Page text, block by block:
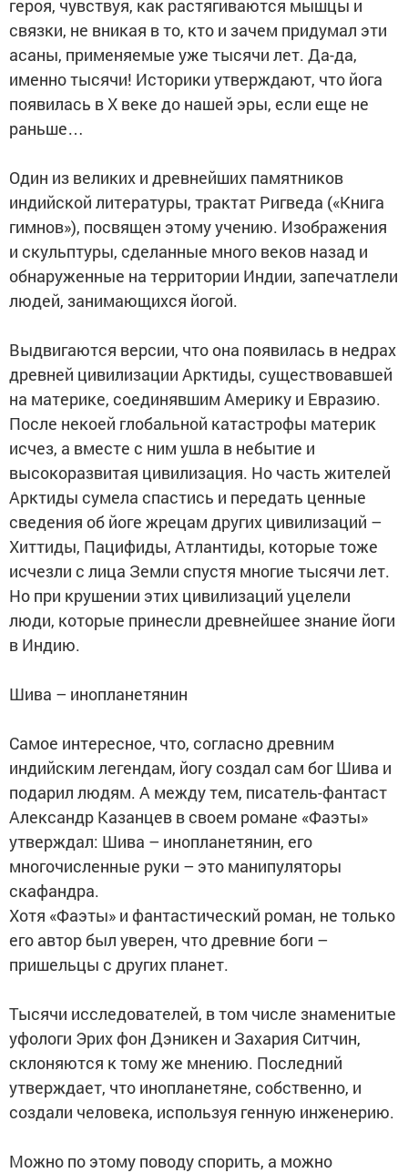
героя, чувствуя, как растягиваются мышцы и
связки, не вникая в то, кто и зачем придумал эти
асаны, применяемые уже тысячи лет. Да-да,
именно тысячи! Историки утверждают, что йога
появилась в X веке до нашей эры, если еще не
раньше…
Один из великих и древнейших памятников
индийской литературы, трактат Ригведа («Книга
гимнов»), посвящен этому учению. Изображения
и скульптуры, сделанные много веков назад и
обнаруженные на территории Индии, запечатлели
людей, занимающихся йогой.
Выдвигаются версии, что она появилась в недрах
древней цивилизации Арктиды, существовавшей
на материке, соединявшим Америку и Евразию.
После некоей глобальной катастрофы материк
исчез, а вместе с ним ушла в небытие и
высокоразвитая цивилизация. Но часть жителей
Арктиды сумела спастись и передать ценные
сведения об йоге жрецам других цивилизаций –
Хиттиды, Пацифиды, Атлантиды, которые тоже
исчезли с лица Земли спустя многие тысячи лет.
Но при крушении этих цивилизаций уцелели
люди, которые принесли древнейшее знание йоги
в Индию.
Шива – инопланетянин
Самое интересное, что, согласно древним
индийским легендам, йогу создал сам бог Шива и
подарил людям. А между тем, писатель-фантаст
Александр Казанцев в своем романе «Фаэты»
утверждал: Шива – инопланетянин, его
многочисленные руки – это манипуляторы
скафандра.
Хотя «Фаэты» и фантастический роман, не только
его автор был уверен, что древние боги –
пришельцы с других планет.
Тысячи исследователей, в том числе знаменитые
уфологи Эрих фон Дэникен и Захария Ситчин,
склоняются к тому же мнению. Последний
утверждает, что инопланетяне, собственно, и
создали человека, используя генную инженерию.
Можно по этому поводу спорить, а можно